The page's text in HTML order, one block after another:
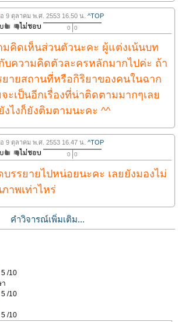
อ 9 ตุลาคม พ.ศ. 2553 16.50 น. ^TOP
0 0
มคิดเห็นส่วนตัวนะคะ ผู้แต่งเน้นบท
บความคิดตัวละครหลักมากไปค่ะ ถ้า
ยายสถานที่หรือกิริยาของคนในฉาก
จะเป็นอีกเรื่องที่น่าติดตามมากๆเลย
งไงก็ยังติมตามนะคะ ^^
อ 9 ตุลาคม พ.ศ. 2553 16.47 น. ^TOP
0 0
บรรยายไปหน่อยนะคะ เลยยังมองไม่
ภาพเท่าไหร่
คำวิจารณ์เพิ่มเติม...
5 /10
5 /10
5 /10